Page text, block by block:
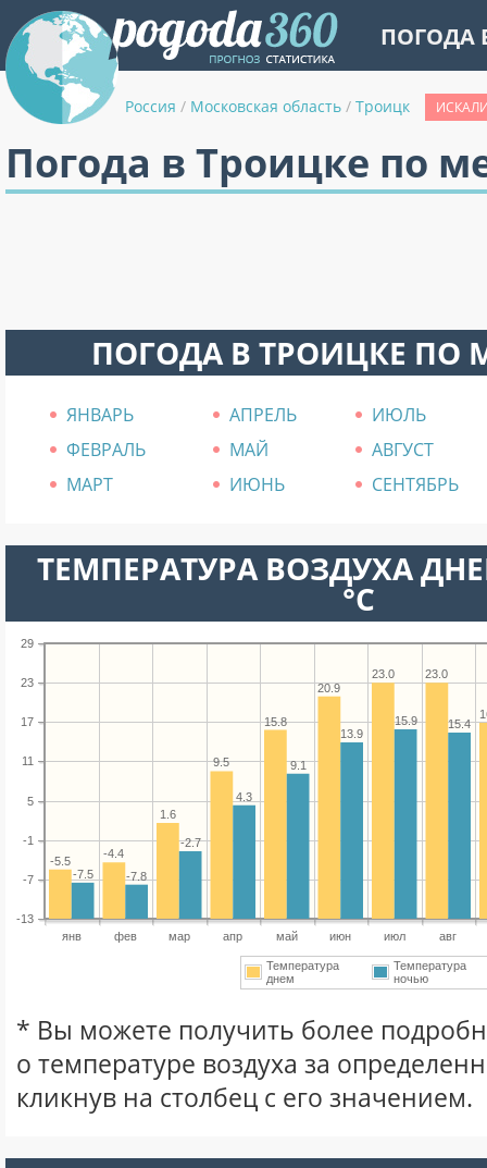
ПОГОДА
Россия / Московская область / Троицк
Погода в Троицке по
ПОГОДА В ТРОИЦКЕ ПО
ЯНВАРЬ АПРЕЛЬ
ИЮЛЬ
ФЕВРАЛЬ
МАЙ
АВГУСТ
МАРТ
ИЮНЬ СЕНТЯБРЬ
ТЕМПЕРАТУРА ВОЗДУХА
°C
янв фев мар апр май июн июл авг
-13
-7
-1
5
11
17
23
29
23.0
23.0
20.9
15.8
9.5
1.6
-4.4
-5.5
15.4
15.9
13.9
9.1
4.3
-2.7
-7.8
-7.5
Температура
днем
Температура
ночью
* Вы можете получить более
о температуре воздуха за
кликнув на столбец с его значением.